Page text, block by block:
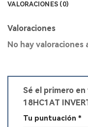
VALORACIONES (0)
Valoraciones
No hay valoraciones
Sé el primero en
18HC1AT
Tu puntuación *